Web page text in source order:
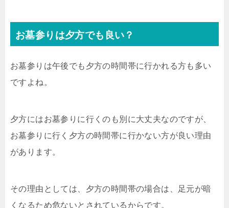
お墓参りは夕方でも良い？
お墓参りは午後でも夕方の時間帯に行かれる方も多い
ですよね。
夕方にはお墓参りに行くのも別に大丈夫なのですが、
お墓参りに行く夕方の時間帯に行かない方が良い理由
があります。
その理由としては、夕方の時間帯の場合は、足元が暗
くなるため危ないとされているからです。